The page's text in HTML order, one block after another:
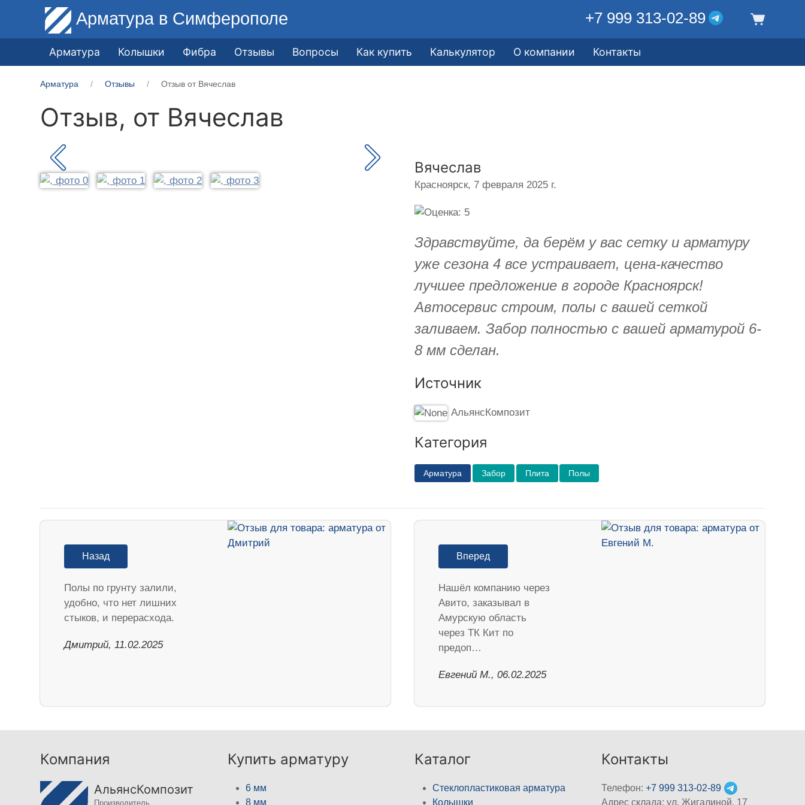
Арматура в Симферополе +7 999 313-02-89
Арматура Колышки Фибра Отзывы Вопросы Как купить Калькулятор О компании Контакты
Арматура Отзывы Отзыв от Вячеслав
Отзыв, от Вячеслав
Вячеслав
Красноярск, 7 февраля 2025 г.
Здравствуйте, да берём у вас сетку и арматуру
уже сезона 4 все устраивает, цена-качество
лучшее предложение в городе Красноярск!
Автосервис строим, полы с вашей сеткой
заливаем. Забор полностью с вашей арматурой 6-
8 мм сделан.
Источник
АльянсКомпозит
Категория
Арматура Забор Плита Полы
Назад
Полы по грунту залили,
удобно, что нет лишних
стыков, и перерасхода.
Дмитрий, 11.02.2025
Вперед
Нашёл компанию через
Авито, заказывал в
Амурскую область
через ТК Кит по
предоп…
​Евгений М., 06.02.2025
Компания
АльянсКомпозит
Производитель
Купить арматуру
6 мм
8 мм
Каталог
Стеклопластиковая арматура
Колышки
Контакты
Телефон:+7 999 313-02-89
Адрес склада: ул. Жигалиной, 17